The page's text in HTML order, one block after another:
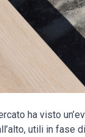
ha visto
utili in fase